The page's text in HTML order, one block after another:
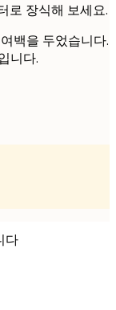
로 장식해 보세요.
백을 두었습니다.
니다.
다